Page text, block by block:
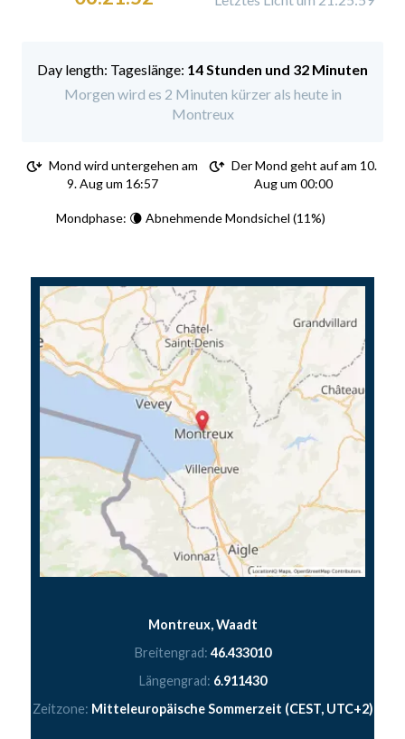
Tageslänge: 14 Stunden und 32 Minuten
Morgen wird es 2 Minuten kürzer als heute in
Montreux
Mond wird untergehen am
9. Aug um 16:57
Der Mond geht auf am 10.
Aug um 00:00
Mondphase: 🌘 Abnehmende Mondsichel (11%)
Montreux, Waadt
Breitengrad: 46.433010
Längengrad: 6.911430
Zeitzone: Mitteleuropäische Sommerzeit (CEST, UTC+2)